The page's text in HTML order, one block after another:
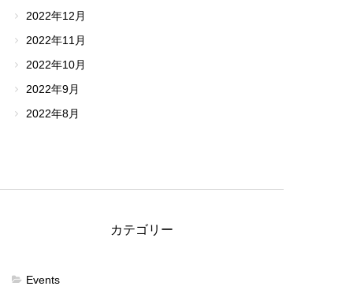
2022年12月
2022年11月
2022年10月
2022年9月
2022年8月
カテゴリー
Events